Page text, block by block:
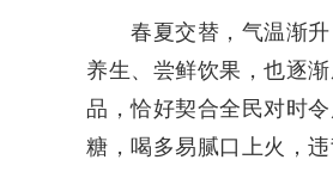
春夏交替，气温渐升
养生、尝鲜饮果，也逐
品，恰好契合全民对时
糖，喝多易腻口上火，